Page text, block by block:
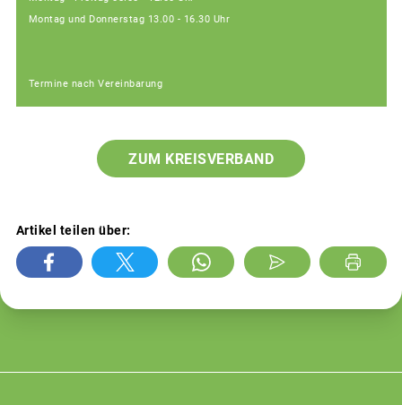
Montag und Donnerstag 13.00 - 16.30 Uhr
Termine nach Vereinbarung
ZUM KREISVERBAND
Artikel teilen über: